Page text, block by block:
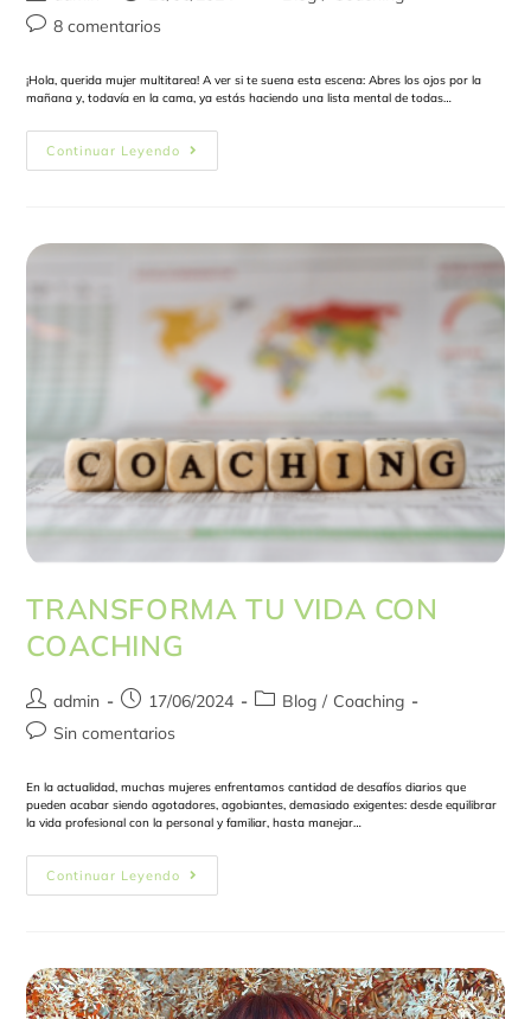
8 comentarios
¡Hola, querida mujer multitarea! A ver si te suena esta escena: Abres los ojos por la
mañana y, todavía en la cama, ya estás haciendo una lista mental de todas…
Continuar Leyendo
TRANSFORMA TU VIDA CON
COACHING
admin 17/06/2024 Blog / Coaching
Sin comentarios
En la actualidad, muchas mujeres enfrentamos cantidad de desafíos diarios que
pueden acabar siendo agotadores, agobiantes, demasiado exigentes: desde equilibrar
la vida profesional con la personal y familiar, hasta manejar…
Continuar Leyendo